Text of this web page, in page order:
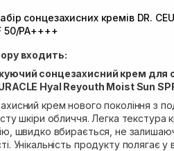
м. Рівне, вул. Кулика і
сонцезахисних кремів DR.
50/PA++++
входить:
сонцезахисний крем для
Hyal Reyouth Moist Sun
крем нового покоління з
шкіри обличчя. Легка текстура
швидко вбирається, не
Унікальність продукту полягає у